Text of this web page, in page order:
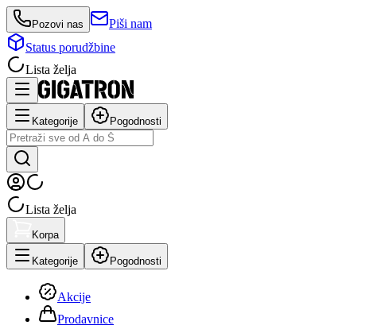
Pozovi nas
Piši nam
Status porudžbine
Lista želja
Kategorije Pogodnosti
Lista želja
Korpa
Kategorije Pogodnosti
Akcije
Prodavnice